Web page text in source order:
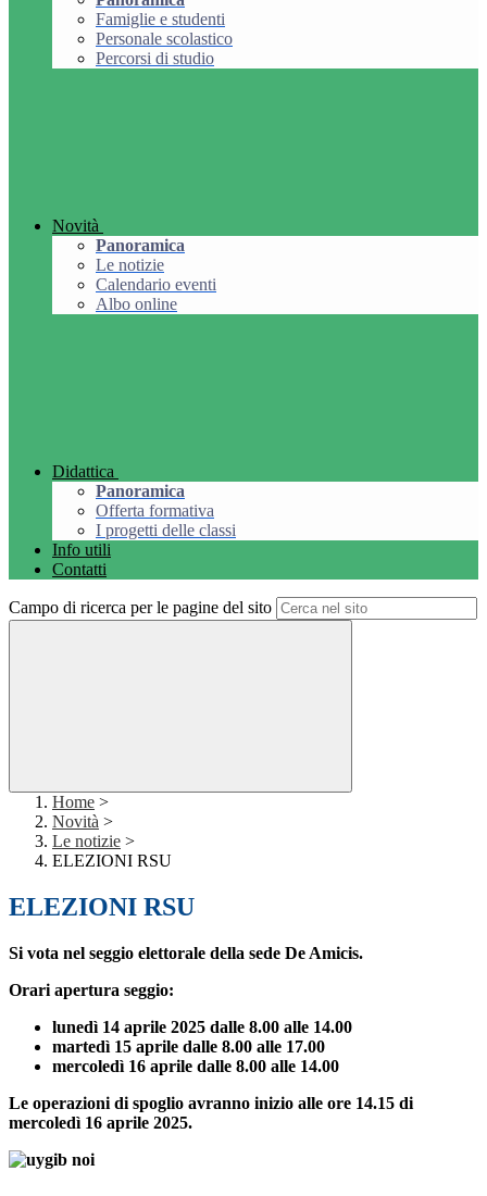
Famiglie e studenti
Personale scolastico
Percorsi di studio
Novità
Panoramica
Le notizie
Calendario eventi
Albo online
Didattica
Panoramica
Offerta formativa
I progetti delle classi
Info utili
Contatti
Campo di ricerca per le pagine del sito
Home >
Novità >
Le notizie >
ELEZIONI RSU
ELEZIONI RSU
Si vota nel seggio elettorale della sede De Amicis.
Orari apertura seggio:
lunedì 14 aprile 2025 dalle 8.00 alle 14.00
martedì 15 aprile dalle 8.00 alle 17.00
mercoledì 16 aprile dalle 8.00 alle 14.00
Le operazioni di spoglio avranno inizio alle ore 14.15 di
mercoledì 16 aprile 2025.